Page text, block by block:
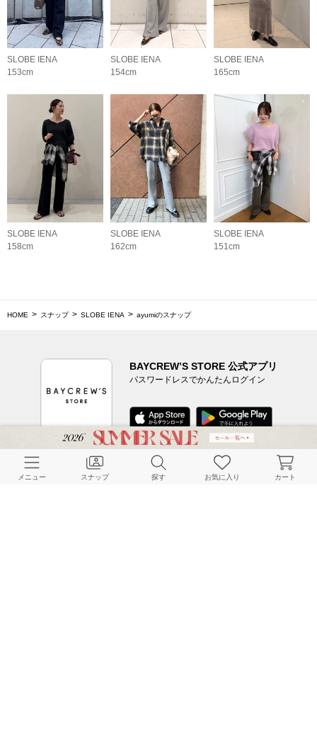
SLOBE IENA
153cm
SLOBE IENA
154cm
SLOBE IENA
165cm
SLOBE IENA
158cm
SLOBE IENA
162cm
SLOBE IENA
151cm
HOME スナップ SLOBE IENA ayumiのスナップ
BAYCREW’S STORE 公式アプリ
パスワードレスでかんたんログイン
CUSTOMER SERVICE
メニュー スナップ 探す お気に入り カート